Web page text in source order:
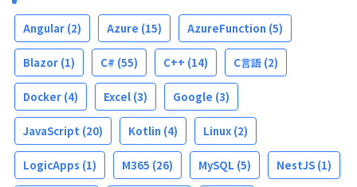
Angular (2) Azure (15) AzureFunction (5)
Blazor (1) C# (55) C++ (14) C言語 (2)
Docker (4) Excel (3) Google (3)
JavaScript (20) Kotlin (4) Linux (2)
LogicApps (1) M365 (26) MySQL (5) NestJS (1)